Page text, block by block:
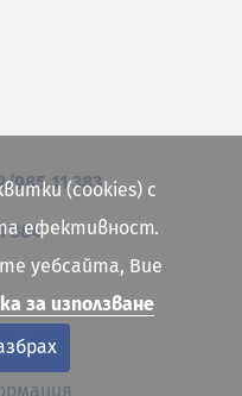
985 11 383
384
(cookies) с
ефективност.
уебсайта, Вие
за използване